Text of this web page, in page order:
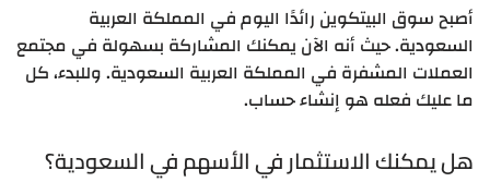
أصبح سوق البيتكوين رائدًا اليوم في المملكة العربية
السعودية. حيث أنه الآن يمكنك المشاركة بسهولة في مجتمع
العملات المشفرة في المملكة العربية السعودية. وللبدء، كل
ما عليك فعله هو إنشاء حساب.
هل يمكنك الاستثمار في الأسهم في السعودية؟